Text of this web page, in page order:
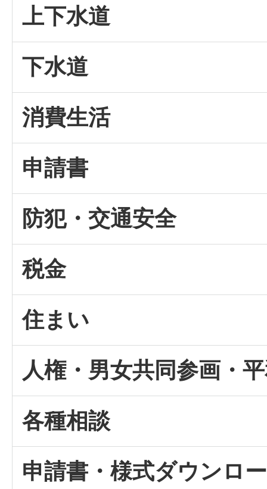
上下水道
下水道
消費生活
申請書
防犯・交通安全
税金
住まい
人権・男女共同参画・
各種相談
申請書・様式ダウンロ